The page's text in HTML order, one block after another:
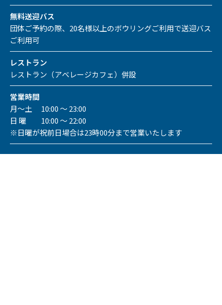
無料送迎バス
団体ご予約の際、20名様以上のボウリングご利用で送迎バス
ご利用可
レストラン
レストラン（アベレージカフェ）併設
営業時間
月～土 10:00 ～ 23:00
日 曜 10:00 ～ 22:00
※日曜が祝前日場合は23時00分まで営業いたします